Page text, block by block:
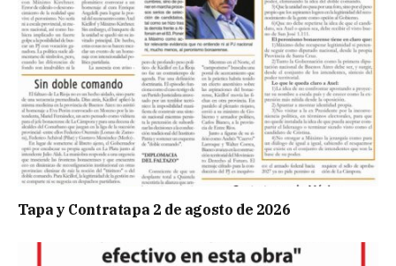
Tapa y Contratapa 2 de agosto de 2026